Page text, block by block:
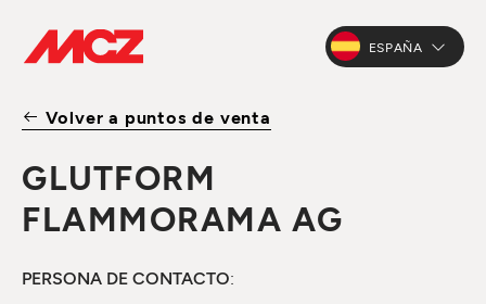
ESPAÑA
Volver a puntos de venta
GLUTFORM
FLAMMORAMA AG
PERSONA DE CONTACTO: